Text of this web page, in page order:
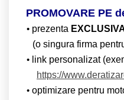
PROMOVARE PE
prezenta
(o singura firma
link personalizat
https://
optimizare pentru